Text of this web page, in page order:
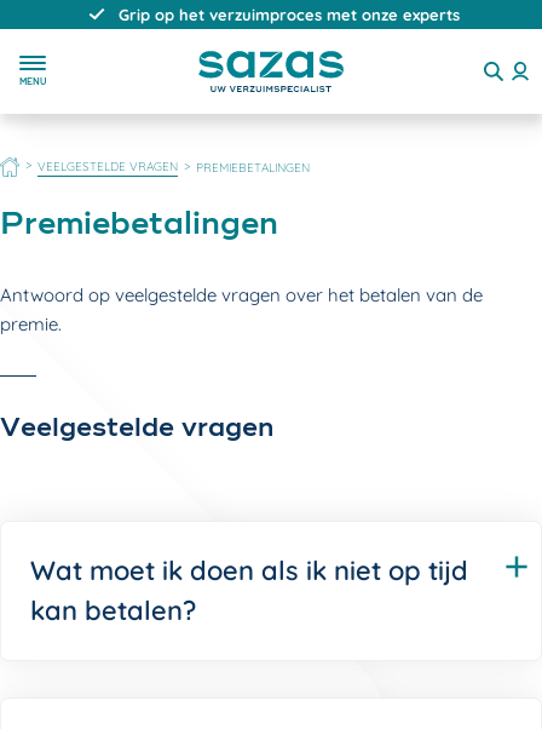
Grip op het verzuimproces met onze experts
MENU
HOME VEELGESTELDE VRAGEN PREMIEBETALINGEN
Premiebetalingen
Antwoord op veelgestelde vragen over het betalen van de
premie.
Veelgestelde vragen
Wat moet ik doen als ik niet op tijd
kan betalen?